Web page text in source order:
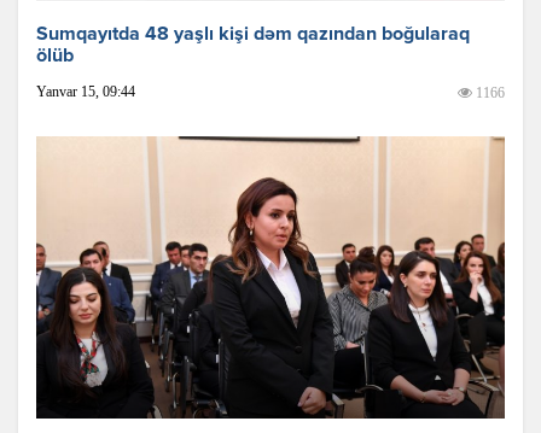
Sumqayıtda 48 yaşlı kişi dəm qazından boğularaq
ölüb
Yanvar 15, 09:44 1166